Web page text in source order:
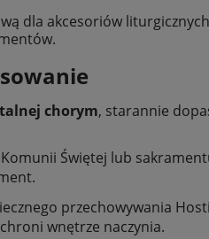
dla akcesoriów
chorym, starannie
Świętej lub
przechowywania
wnętrze naczynia.